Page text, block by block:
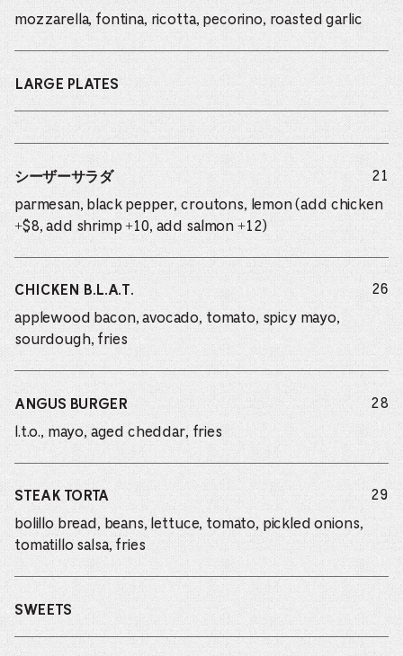
mozzarella, fontina, ricotta, pecorino, roasted garlic
LARGE PLATES
シーザーサラダ
parmesan, black pepper, croutons, lemon (add chicken
+$8, add shrimp +10, add salmon +12)
21
CHICKEN B.L.A.T.
applewood bacon, avocado, tomato, spicy mayo,
sourdough, fries
26
ANGUS BURGER
l.t.o., mayo, aged cheddar, fries
28
STEAK TORTA
bolillo bread, beans, lettuce, tomato, pickled onions,
tomatillo salsa, fries
29
SWEETS